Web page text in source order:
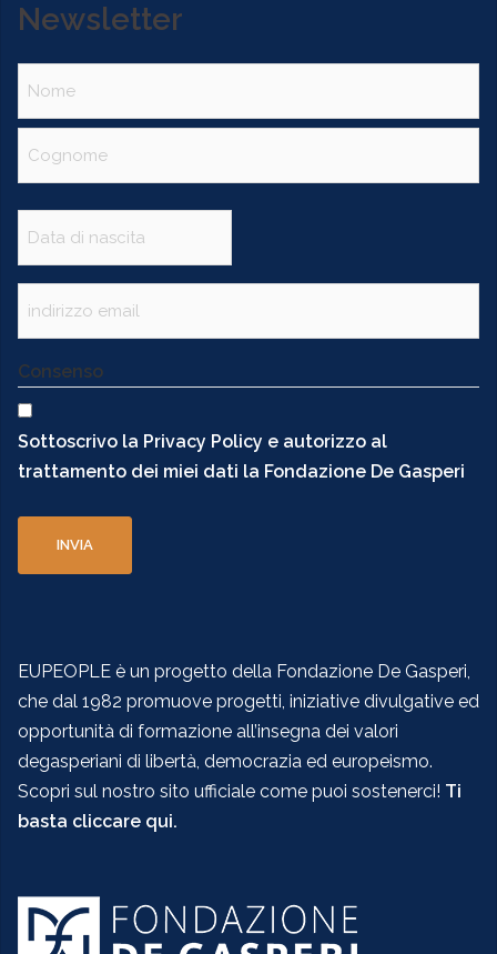
Newsletter
Consenso
Sottoscrivo la Privacy Policy e autorizzo al
trattamento dei miei dati la Fondazione De Gasperi
EUPEOPLE è un progetto della Fondazione De Gasperi,
che dal 1982 promuove progetti, iniziative divulgative ed
opportunità di formazione all’insegna dei valori
degasperiani di libertà, democrazia ed europeismo.
Scopri sul nostro sito ufficiale come puoi sostenerci! Ti
basta cliccare qui.